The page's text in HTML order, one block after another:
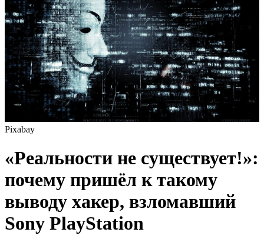
Pixabay
«Реальности не существует!»:
почему пришёл к такому
выводу хакер, взломавший
Sony PlayStation